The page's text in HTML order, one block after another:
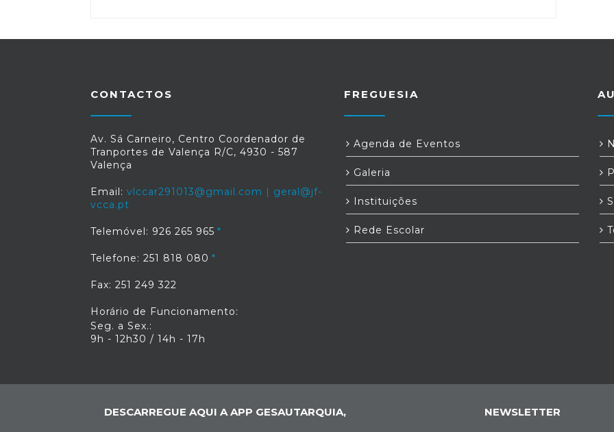
CONTACTOS
Av. Sá Carneiro, Centro Coordenador de
Tranportes de Valença R/C, 4930 - 587
Valença
Email: vlccar291013@gmail.com | geral@jf-
vcca.pt
Telemóvel: 926 265 965
Telefone: 251 818 080
Fax: 251 249 322
Horário de Funcionamento:
Seg. a Sex.:
9h - 12h30 / 14h - 17h
FREGUESIA
Agenda de Eventos
Galeria
Instituições
Rede Escolar
DESCARREGUE AQUI A APP GESAUTARQUIA, NEWSLETTER